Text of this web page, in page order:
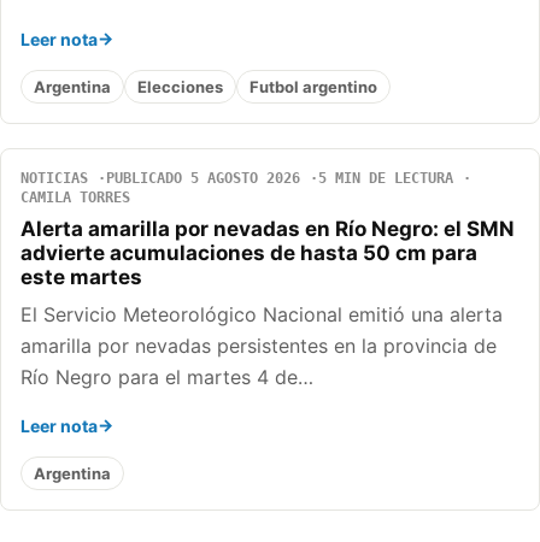
Leer nota
Argentina Elecciones Futbol argentino
NOTICIAS PUBLICADO 5 AGOSTO 2026
5 MIN DE LECTURA
CAMILA TORRES
Alerta amarilla por nevadas en Río Negro: el SMN
advierte acumulaciones de hasta 50 cm para
este martes
El Servicio Meteorológico Nacional emitió una alerta
amarilla por nevadas persistentes en la provincia de
Río Negro para el martes 4 de…
Leer nota
Argentina